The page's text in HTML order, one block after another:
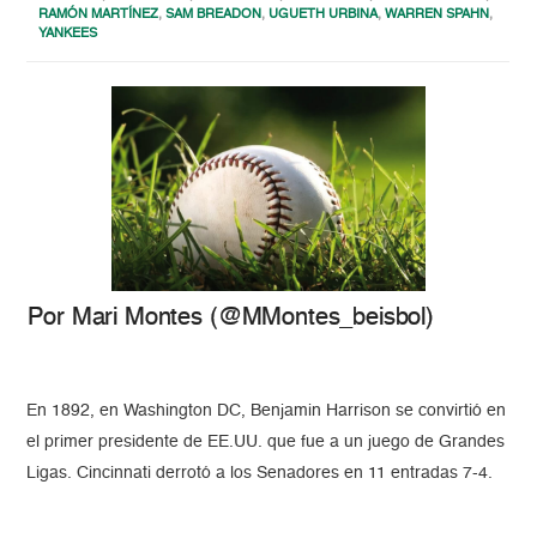
RAMÓN MARTÍNEZ,SAM BREADON,UGUETH URBINA,WARREN SPAHN,
YANKEES
Por Mari Montes (@MMontes_beisbol)
En 1892, en Washington DC, Benjamin Harrison se convirtió en
el primer presidente de EE.UU. que fue a un juego de Grandes
Ligas. Cincinnati derrotó a los Senadores en 11 entradas 7-4.